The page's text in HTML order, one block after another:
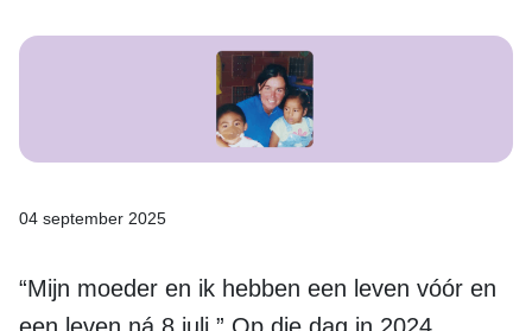
04 september 2025
“Mijn moeder en ik hebben een leven vóór en